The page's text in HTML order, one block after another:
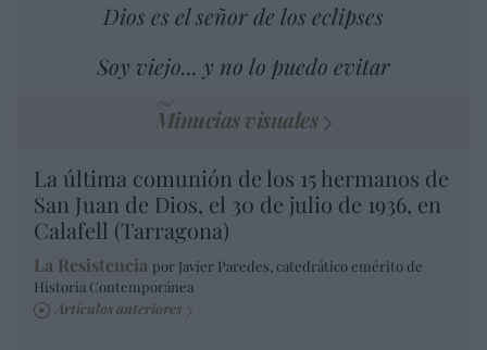
Dios es el señor de los eclipses
Soy viejo... y no lo puedo evitar
Minucias visuales
La última comunión de los 15 hermanos de
San Juan de Dios, el 30 de julio de 1936, en
Calafell (Tarragona)
La Resistencia por Javier Paredes, catedrático emérito de
Historia Contemporánea
Artículos anteriores